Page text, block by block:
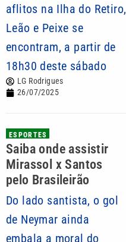
aflitos na Ilha do Retiro,
Leão e Peixe se
encontram, a partir de
18h30 deste sábado
LG Rodrigues
26/07/2025
ESPORTES
Saiba onde assistir
Mirassol x Santos
pelo Brasileirão
Do lado santista, o gol
de Neymar ainda
embala a moral do